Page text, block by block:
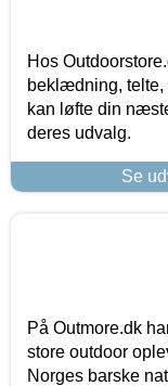
Hos
beklædning, telte,
kan løfte din
deres udvalg.
Se
På Outmore.dk
store outdoor
Norges barske